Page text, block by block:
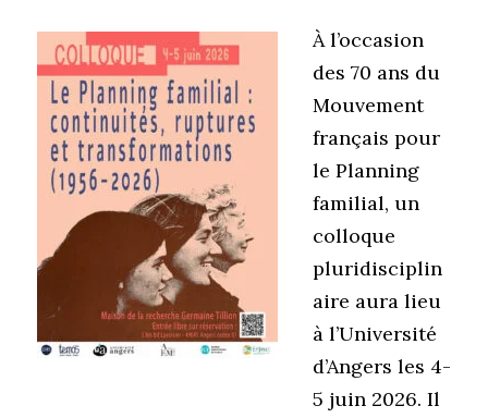
À l’occasion
des 70 ans du
Mouvement
français pour
le Planning
familial, un
colloque
pluridisciplin
aire aura lieu
à l’Université
d’Angers les 4-
5 juin 2026. Il